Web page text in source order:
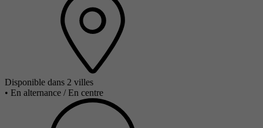
Disponible dans 2 villes
• En alternance / En centre